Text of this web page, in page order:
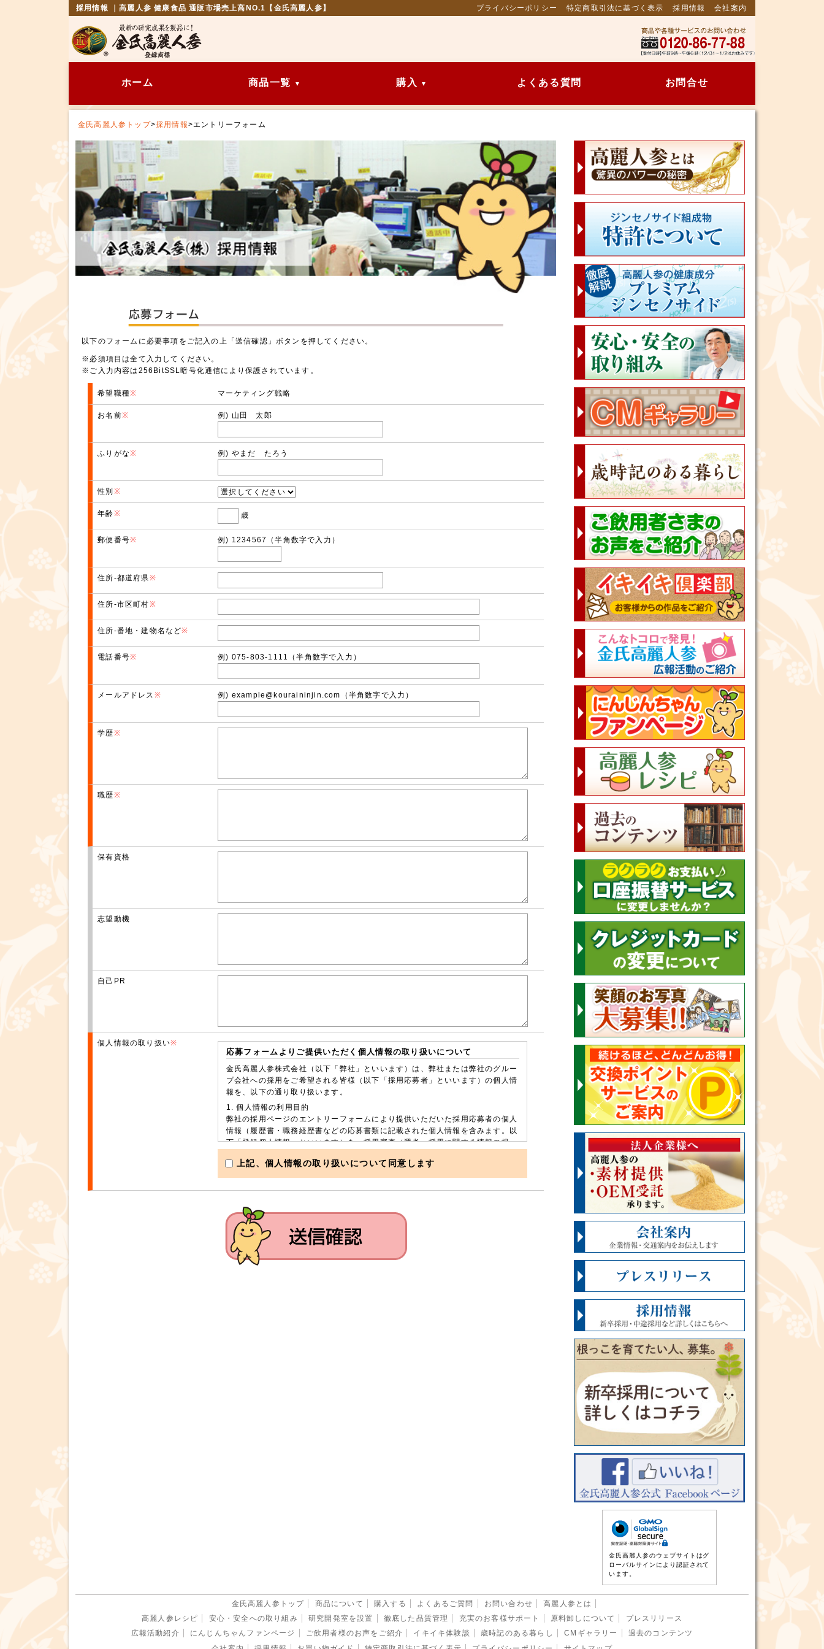
採用情報 ｜高麗人参 健康食品 通販市場売上高NO.1【金氏高麗人参】 プライバシーポリシー 特定商取引法に基づく表示 採用情報 会社案内
ホーム 商品一覧 購入 よくある質問 お問合せ
金氏高麗人参トップ>採用情報>エントリーフォーム
以下のフォームに必要事項をご記入の上「送信確認」ボタンを押してください。
※必須項目は全て入力してください。
※ご入力内容は256BitSSL暗号化通信により保護されています。
希望職種※ マーケティング戦略
お名前※ 例) 山田 太郎
ふりがな※ 例) やまだ たろう
性別 ※
年齢※ 歳
郵便番号※ 例) 1234567（半角数字で入力）
住所-都道府県※
住所-市区町村※
住所-番地・建物名など※
電話番号※ 例) 075-803-1111（半角数字で入力）
メールアドレス ※ 例) example@kouraininjin.com（半角数字で入力）
学歴※
職歴※
保有資格
志望動機
自己PR
個人情報の取り扱い※
応募フォームよりご提供いただく個人情報の取り扱いについて
金氏高麗人参株式会社（以下「弊社」といいます）は、弊社または弊社のグルー
プ会社への採用をご希望される皆様（以下「採用応募者」といいます）の個人情
報を、以下の通り取り扱います。
1. 個人情報の利用目的
弊社の採用ページのエントリーフォームにより提供いただいた採用応募者の個人
情報（履歴書・職務経歴書などの応募書類に記載された個人情報を含みます。以
下「登録個人情報」といいます）を、採用審査（選考、採用に関する情報の提
2. 共同利用について
社、ハッピー・ライフ株式会社）で、上記利用目的にのみ共同利用します（管理
3. 第三者委託
弊社は、上記利用目的の実施に必要な範囲で、登録個人情報の取り扱いを第三者
に委託することがあります。この場合、弊社が個人情報を適切に取り扱うと認め
る業務委託先を選定し、契約等により個人情報の取り扱いに関する取り決めを行
った上で、業務委託先において適切な管理がなされるよう監督を行います。
上記、個人情報の取り扱いについて同意します
金氏高麗人参のウェブサイトはグ
ローバルサインにより認証されて
います。
金氏高麗人参トップ 商品について 購入する よくあるご質問 お問い合わせ
高麗人参とは
高麗人参レシピ
安心・安全への取り組み 研究開発室を設置 徹底した品質管理 充実のお客様サポート 原料卸しについて
プレスリリース
広報活動紹介
にんじんちゃんファンページ ご飲用者様のお声をご紹介 イキイキ体験談 歳時記のある暮らし CMギャラリー
過去のコンテンツ